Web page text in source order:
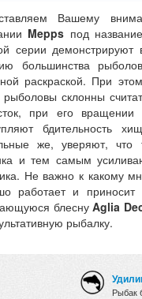
Вашему
Mepps под
серии демонстрируют
большинства
раскраской. При
склонны
при его
бдительность
же, уверяют, что
и тем самым
Не важно к какому
работает и приносит
блеснуAglia
рыбалку.
Рыбак